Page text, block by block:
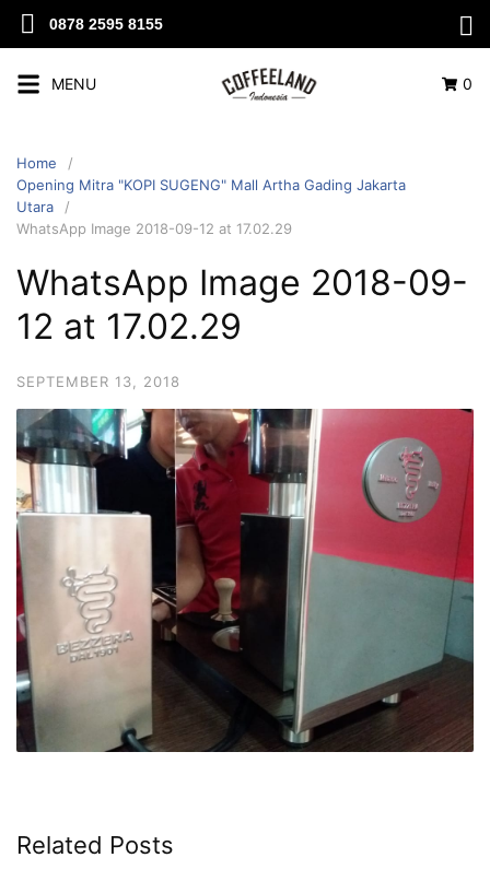
0878 2595 8155
MENU 0
Home
Opening Mitra "KOPI SUGENG" Mall Artha Gading Jakarta
Utara
WhatsApp Image 2018-09-12 at 17.02.29
WhatsApp Image 2018-09-
12 at 17.02.29
SEPTEMBER 13, 2018
Related Posts